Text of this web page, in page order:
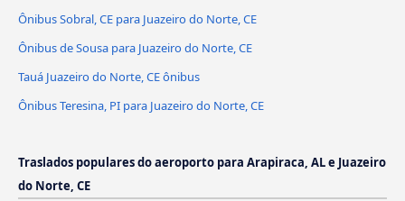
Ônibus Sobral, CE para Juazeiro do Norte, CE
Ônibus de Sousa para Juazeiro do Norte, CE
Tauá Juazeiro do Norte, CE ônibus
Ônibus Teresina, PI para Juazeiro do Norte, CE
Traslados populares do aeroporto para Arapiraca, AL e Juazeiro
do Norte, CE